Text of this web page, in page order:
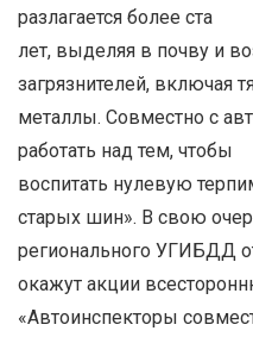
разлагается более ста
лет, выделяя в почву и
загрязнителей, включая
металлы. Совместно с
работать над тем, чтобы
воспитать нулевую
старых шин». В свою
регионального УГИБДД
окажут акции
«Автоинспекторы